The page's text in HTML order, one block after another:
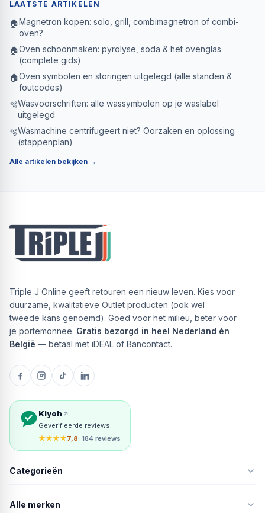
LAATSTE ARTIKELEN
🏠Magnetron kopen: solo, grill, combimagnetron of combi-
oven?
🏠Oven schoonmaken: pyrolyse, soda & het ovenglas
(complete gids)
🏠Oven symbolen en storingen uitgelegd (alle standen &
foutcodes)
🫧Wasvoorschriften: alle wassymbolen op je waslabel
uitgelegd
🫧Wasmachine centrifugeert niet? Oorzaken en oplossing
(stappenplan)
Alle artikelen bekijken →
Triple J Online geeft retouren een nieuw leven. Kies voor
duurzame, kwalitatieve Outlet producten (ook wel
tweede kans genoemd). Goed voor het milieu, beter voor
je portemonnee. Gratis bezorgd in heel Nederland én
België — betaal met iDEAL of Bancontact.
Kiyoh
Geverifieerde reviews
★★★★7,8· 184 reviews
Categorieën
Alle merken